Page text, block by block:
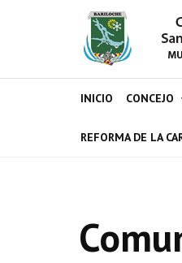
INICIO CONCEJO
REFORMA DE LA